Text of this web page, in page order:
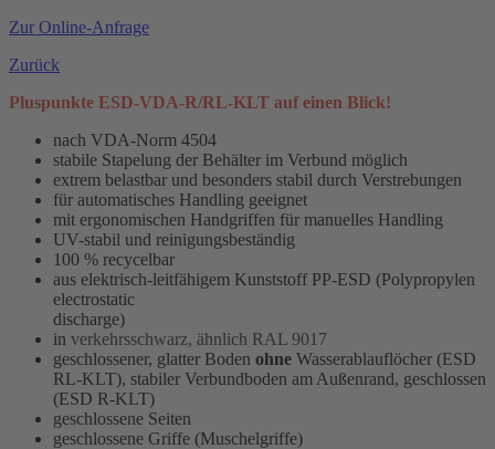
Zur Online-Anfrage
Zurück
Pluspunkte ESD-VDA-R/RL-KLT auf einen Blick!
nach VDA-Norm 4504
stabile Stapelung der Behälter im Verbund möglich
extrem belastbar und besonders stabil durch Verstrebungen
für automatisches Handling geeignet
mit ergonomischen Handgriffen für manuelles Handling
UV-stabil und reinigungsbeständig
100 % recycelbar
aus elektrisch-leitfähigem Kunststoff PP-ESD (Polypropylen
electrostatic
discharge)
in verkehrsschwarz, ähnlich RAL 9017
geschlossener, glatter Boden ohne Wasserablauflöcher (ESD
RL-KLT), stabiler Verbundboden am Außenrand, geschlossen
(ESD R-KLT)
geschlossene Seiten
geschlossene Griffe (Muschelgriffe)